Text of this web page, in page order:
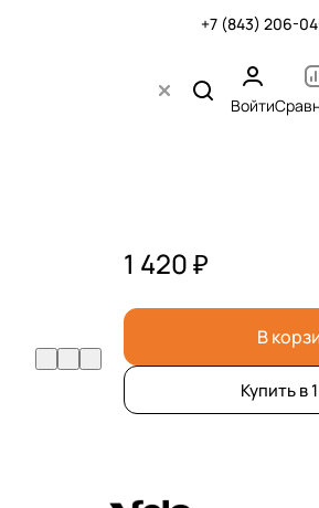
+7 (843) 206-
Войти
1 420 ₽
В
Купить в